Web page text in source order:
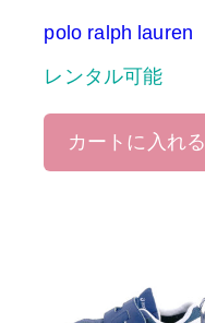
polo ralph lauren
レンタル可能
カートに入れる